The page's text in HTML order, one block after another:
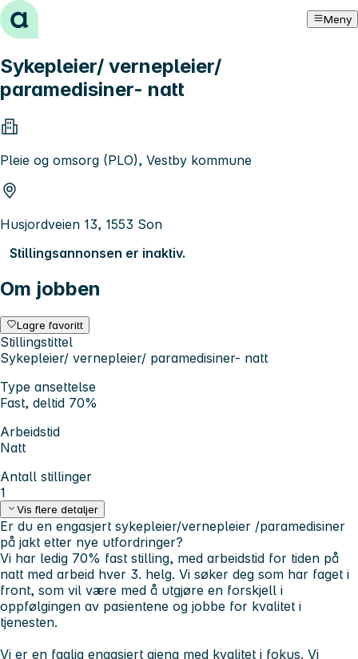
Hopp til innhold Meny
Sykepleier/ vernepleier/
paramedisiner- natt
Pleie og omsorg (PLO), Vestby kommune
Husjordveien 13, 1553 Son
Stillingsannonsen er inaktiv.
Om jobben
Lagre favoritt
Stillingstittel
Sykepleier/ vernepleier/ paramedisiner- natt
Type ansettelse
Fast, deltid 70%
Arbeidstid
Natt
Antall stillinger
1
Vis flere detaljer
Er du en engasjert sykepleier/vernepleier /paramedisiner
på jakt etter nye utfordringer?
Vi har ledig 70% fast stilling, med arbeidstid for tiden på
natt med arbeid hver 3. helg. Vi søker deg som har faget i
front, som vil være med å utgjøre en forskjell i
oppfølgingen av pasientene og jobbe for kvalitet i
tjenesten.
Vi er en faglig engasjert gjeng med kvalitet i fokus. Vi